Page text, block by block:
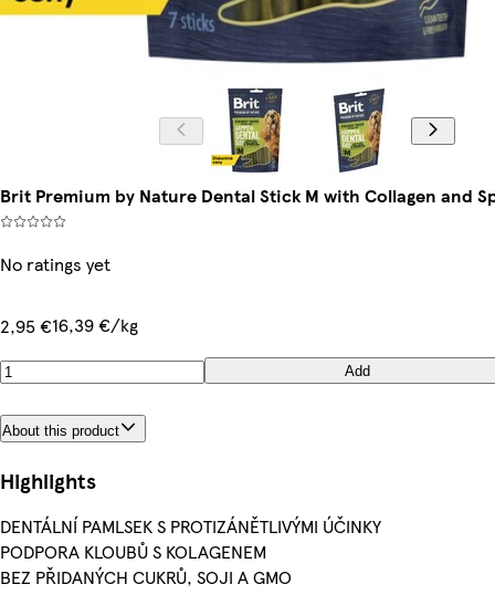
Brit Premium by Nature Dental Stick M with Collagen and
No ratings yet
2,95 €16,39 €/kg
Add
About this product
Highlights
DENTÁLNÍ PAMLSEK S PROTIZÁNĚTLIVÝMI ÚČINKY
PODPORA KLOUBŮ S KOLAGENEM
BEZ PŘIDANÝCH CUKRŮ, SOJI A GMO